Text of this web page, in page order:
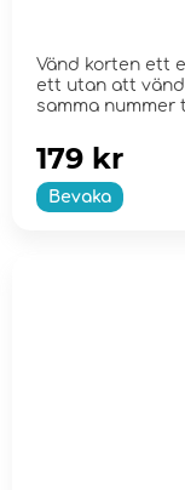
Vänd korten ett
ett utan att
samma nummer
Bevaka
179 kr